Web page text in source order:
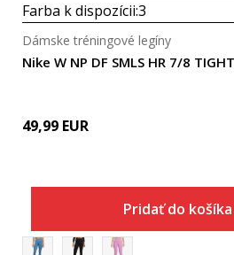
Farba k dispozícii:3
Nike W NP DF SMLS HR 7/8 TIGHT
Dámske tréningové legíny
49,99 EUR
Pridať do košíka